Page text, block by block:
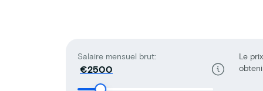
Salaire mensuel brut:
€
Le